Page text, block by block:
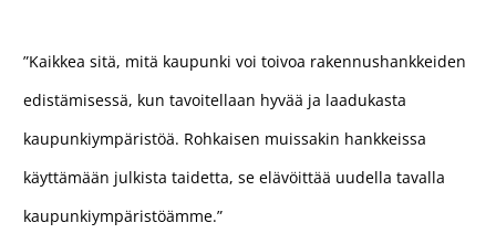
”Kaikkea sitä, mitä kaupunki voi toivoa rakennushankkeiden
edistämisessä, kun tavoitellaan hyvää ja laadukasta
kaupunkiympäristöä. Rohkaisen muissakin hankkeissa
käyttämään julkista taidetta, se elävöittää uudella tavalla
kaupunkiympäristöämme.”